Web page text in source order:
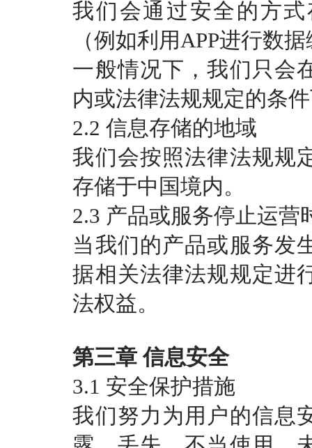
我们会通过安全的方
（例如利用APP进行数
一般情况下，我们只会
内或法律法规规定的条
2.2 信息存储的地域
我们会按照法律法规规
存储于中国境内。
2.3 产品或服务停止运营
当我们的产品或服务发
据相关法律法规规定进
法权益。
第三章 信息安全
3.1 安全保护措施
我们努力为用户的信息